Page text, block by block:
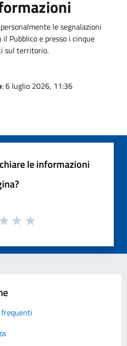
le segnalazioni
il Pubblico e presso i cinque
sul territorio.
: 6 luglio 2026, 11:36
le informazioni
frequenti